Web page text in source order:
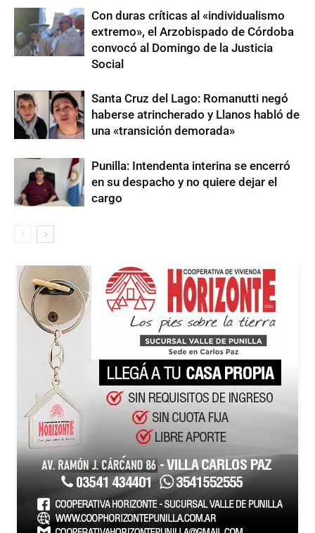
Con duras críticas al «individualismo
extremo», el Arzobispado de Córdoba
convocó al Domingo de la Justicia
Social
Santa Cruz del Lago: Romanutti negó
haberse atrincherado y Llanos habló de
una «transición demorada»
Punilla: Intendenta interina se encerró
en su despacho y no quiere dejar el
cargo